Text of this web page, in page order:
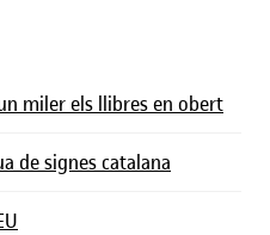
miler els llibres en obert
de signes catalana